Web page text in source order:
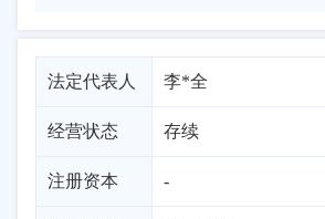
法定代表人 李*全
经营状态 存续
注册资本 -